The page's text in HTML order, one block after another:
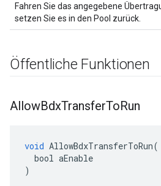
Fahren Sie das angegebene
setzen Sie es in den Pool zurück.
Öffentliche Funktionen
AllowBdxTransferToRun
void AllowBdxTransferToRun(
bool aEnable
)